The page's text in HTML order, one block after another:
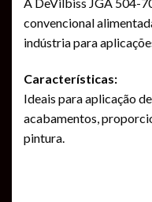
convencional
indústria para
Características:
Ideais para aplicação
acabamentos,
pintura.